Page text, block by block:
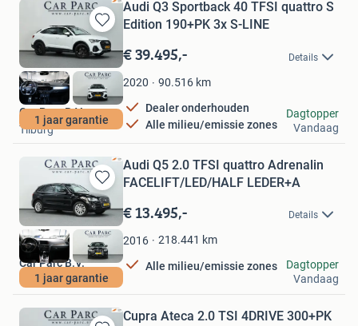
Bewaren
in
Mijn
Favorieten
1 jaar garantie
Audi Q3 Sportback 40 TFSI quattro S
Edition 190+PK 3x S-LINE
€ 39.495,- Details
2020 90.516 km
Dealer onderhouden
Alle milieu/emissie zones
Car Parc B.V.
Tilburg
Dagtopper
Vandaag
Bewaren
in
Mijn
Favorieten
1 jaar garantie
Audi Q5 2.0 TFSI quattro Adrenalin
FACELIFT/LED/HALF LEDER+A
€ 13.495,- Details
2016 218.441 km
Alle milieu/emissie zones
Car Parc B.V.
Tilburg
Dagtopper
Vandaag
Cupra Ateca 2.0 TSI 4DRIVE 300+PK